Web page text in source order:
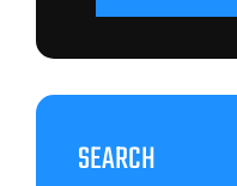
SEARCH